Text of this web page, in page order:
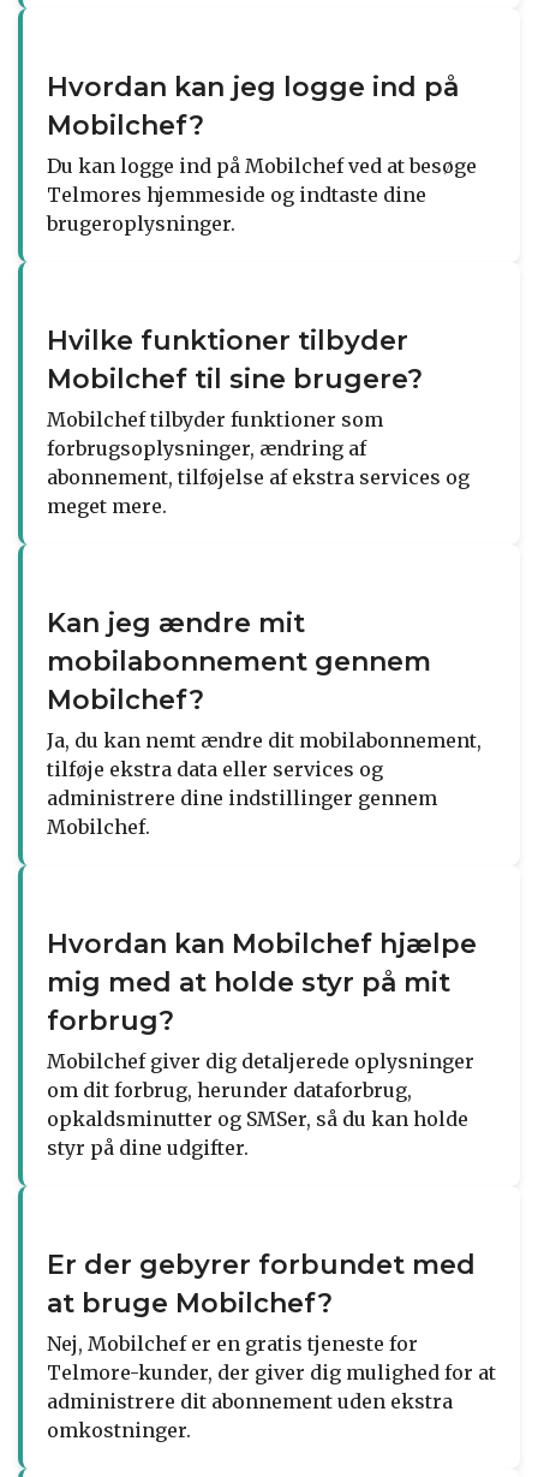
Hvordan kan jeg logge ind på
Mobilchef?
Du kan logge ind på Mobilchef ved at besøge
Telmores hjemmeside og indtaste dine
brugeroplysninger.
Hvilke funktioner tilbyder
Mobilchef til sine brugere?
Mobilchef tilbyder funktioner som
forbrugsoplysninger, ændring af
abonnement, tilføjelse af ekstra services og
meget mere.
Kan jeg ændre mit
mobilabonnement gennem
Mobilchef?
Ja, du kan nemt ændre dit mobilabonnement,
tilføje ekstra data eller services og
administrere dine indstillinger gennem
Mobilchef.
Hvordan kan Mobilchef hjælpe
mig med at holde styr på mit
forbrug?
Mobilchef giver dig detaljerede oplysninger
om dit forbrug, herunder dataforbrug,
opkaldsminutter og SMSer, så du kan holde
styr på dine udgifter.
Er der gebyrer forbundet med
at bruge Mobilchef?
Nej, Mobilchef er en gratis tjeneste for
Telmore-kunder, der giver dig mulighed for at
administrere dit abonnement uden ekstra
omkostninger.